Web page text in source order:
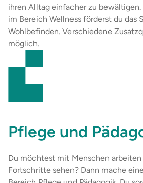
ihren Alltag einfacher zu
im Bereich Wellness förderst du das
Wohlbefinden. Verschiedene
möglich.
Pflege und
Du möchtest mit Menschen
Fortschritte sehen? Dann mache
München
Nürnberg
Stadthagen
Trier